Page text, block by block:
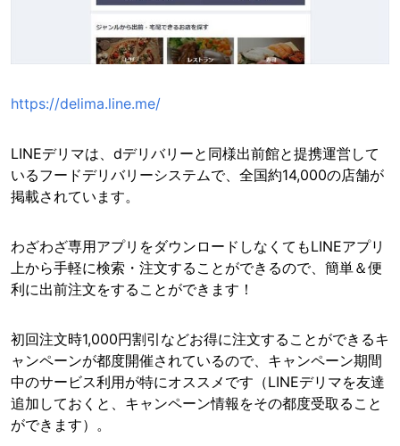
https://delima.line.me/
LINEデリマは、dデリバリーと同様出前館と提携運営して
いるフードデリバリーシステムで、全国約14,000の店舗が
掲載されています。
わざわざ専用アプリをダウンロードしなくてもLINEアプリ
上から手軽に検索・注文することができるので、簡単＆便
利に出前注文をすることができます！
初回注文時1,000円割引などお得に注文することができるキ
ャンペーンが都度開催されているので、キャンペーン期間
中のサービス利用が特にオススメです（LINEデリマを友達
追加しておくと、キャンペーン情報をその都度受取ること
ができます）。